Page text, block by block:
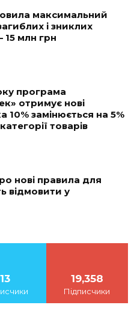
максимальний
і зниклих
15 млн грн
програма
отримує нові
10% замінюється на 5%
товарів
нові правила для
відмовити у
13 19,358
Підписчики